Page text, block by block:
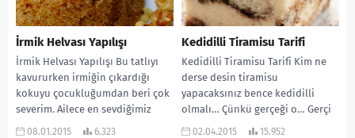
İrmik Helvası Yapılışı
İrmik Helvası Yapılışı Bu tatlıyı
kavururken irmiğin çıkardığı
kokuyu çocukluğumdan beri çok
severim. Ailece en sevdiğimiz
tatlılardan biri olan irmik...
08.01.2015 6.323
Kedidilli Tiramisu Tarifi
Kedidilli Tiramisu Tarifi Kim ne
derse desin tiramisu
yapacaksınız bence kedidilli
olmalı… Çünkü gerçeği o… Gerçi
içinde kullanılan peynirde
02.04.2015 15.952